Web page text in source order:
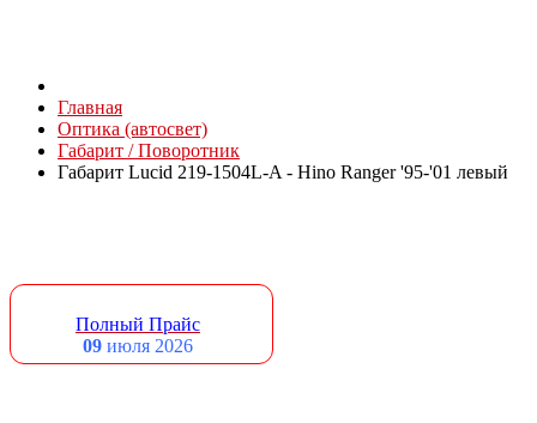
Главная
Оптика (автосвет)
Габарит / Поворотник
Габарит Lucid 219-1504L-A - Hino Ranger '95-'01 левый
Полный Прайс
09 июля 2026